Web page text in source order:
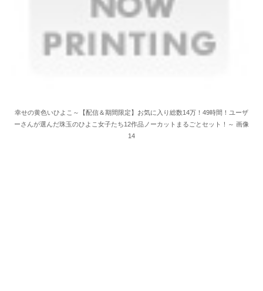
幸せの黄色いひよこ～【配信＆期間限定】お気に入り総数14万！49時間！ユーザ
ーさんが選んだ珠玉のひよこ女子たち12作品ノーカットまるごとセット！～ 画像
14